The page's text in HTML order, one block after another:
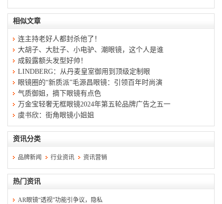
相似文章
连主持老好人都封杀他了！
大胡子、大肚子、小电驴、潮眼镜，这个人是谁
成毅露额头发型好帅！
LINDBERG：从丹麦皇室御用到顶级定制眼
眼镜圈的“新质派”毛源昌眼镜：引领百年时尚演
气质御姐，摘下眼镜有点色
万金宝轻奢无框眼镜2024年第五轮品牌广告之五一
虞书欣：街角眼镜小姐姐
资讯分类
品牌新闻 行业资讯 资讯营销
热门资讯
AR眼镜“透视”功能引争议，隐私